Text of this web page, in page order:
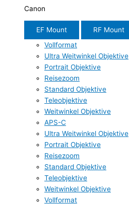
Canon
EF Mount
RF Mount
Vollformat
Ultra Weitwinkel Objektive
Portrait Objektive
Reisezoom
Standard Objektive
Teleobjektive
Weitwinkel Objektive
APS-C
Ultra Weitwinkel Objektive
Portrait Objektive
Reisezoom
Standard Objektive
Teleobjektive
Weitwinkel Objektive
Vollformat